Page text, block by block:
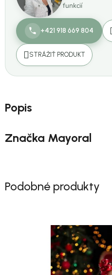
funkcií
+421 918 669 804
STRÁŽIŤ PRODUKT
Popis
Značka Mayoral
Podobné produkty